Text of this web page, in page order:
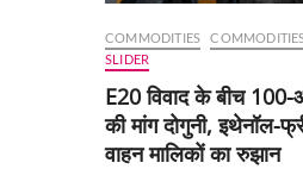
COMMODITIES
SLIDER
E20 विवाद के बीच
की मांग दोगुनी, इथेनॉल-
वाहन मालिकों का रुझान